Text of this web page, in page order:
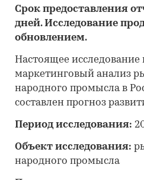
Срок предоставления
дней. Исследование
обновлением.
Настоящее исследование
маркетинговый анализ
народного промысла в
составлен прогноз
Период исследования:
Объект исследования:
народного промысла